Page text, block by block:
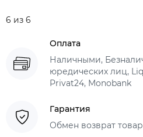
6 из 6
Оплата
Наличными,
юредических лиц,
Privat24, Monobank
Гарантия
Обмен возврат